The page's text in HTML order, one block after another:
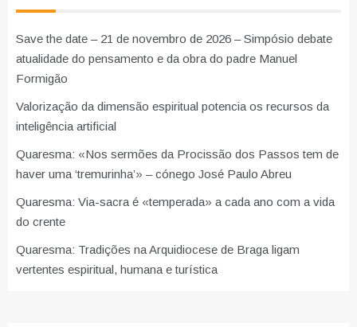
Save the date – 21 de novembro de 2026 – Simpósio debate
atualidade do pensamento e da obra do padre Manuel
Formigão
Valorização da dimensão espiritual potencia os recursos da
inteligência artificial
Quaresma: «Nos sermões da Procissão dos Passos tem de
haver uma ‘tremurinha’» – cónego José Paulo Abreu
Quaresma: Via-sacra é «temperada» a cada ano com a vida
do crente
Quaresma: Tradições na Arquidiocese de Braga ligam
vertentes espiritual, humana e turística